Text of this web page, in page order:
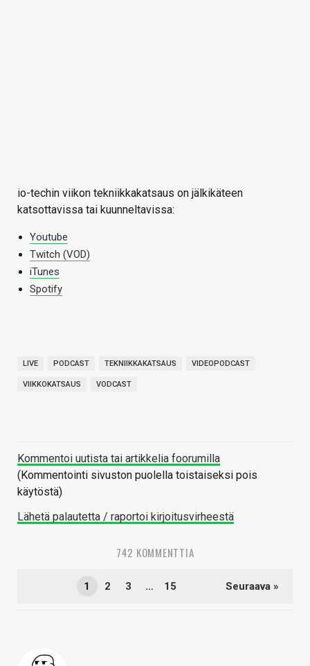
io-techin viikon tekniikkakatsaus on jälkikäteen
katsottavissa tai kuunneltavissa:
Youtube
Twitch (VOD)
iTunes
Spotify
LIVE PODCAST TEKNIIKKAKATSAUS VIDEOPODCAST
VIIKKOKATSAUS VODCAST
Kommentoi uutista tai artikkelia foorumilla
(Kommentointi sivuston puolella toistaiseksi pois
käytöstä)
Lähetä palautetta / raportoi kirjoitusvirheestä
742 KOMMENTTIA
1 2 3 … 15 Seuraava »